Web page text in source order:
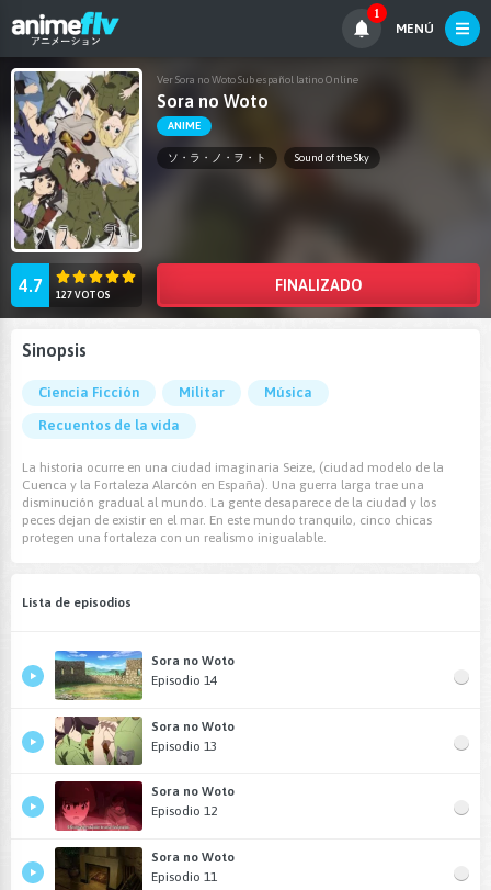
1
MENÚ
Ver Sora no Woto Sub español latino Online
Sora no Woto
ANIME
ソ・ラ・ノ・ヲ・ト Sound of the Sky
4.7 127 VOTOS
FINALIZADO
Sinopsis
Ciencia Ficción Militar
Música
Recuentos de la vida
La historia ocurre en una ciudad imaginaria Seize, (ciudad modelo de la
Cuenca y la Fortaleza Alarcón en España). Una guerra larga trae una
disminución gradual al mundo. La gente desaparece de la ciudad y los
peces dejan de existir en el mar. En este mundo tranquilo, cinco chicas
protegen una fortaleza con un realismo inigualable.
Lista de episodios
Sora no Woto
Episodio 14
Sora no Woto
Episodio 13
Sora no Woto
Episodio 12
Sora no Woto
Episodio 11